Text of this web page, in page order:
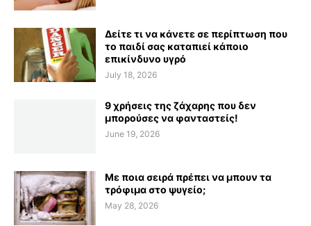
Δείτε τι να κάνετε σε περίπτωση που
το παιδί σας καταπιεί κάποιο
επικίνδυνο υγρό
July 18, 2026
9 χρήσεις της ζάχαρης που δεν
μπορούσες να φανταστείς!
June 19, 2026
Με ποια σειρά πρέπει να μπουν τα
τρόφιμα στο ψυγείο;
May 28, 2026